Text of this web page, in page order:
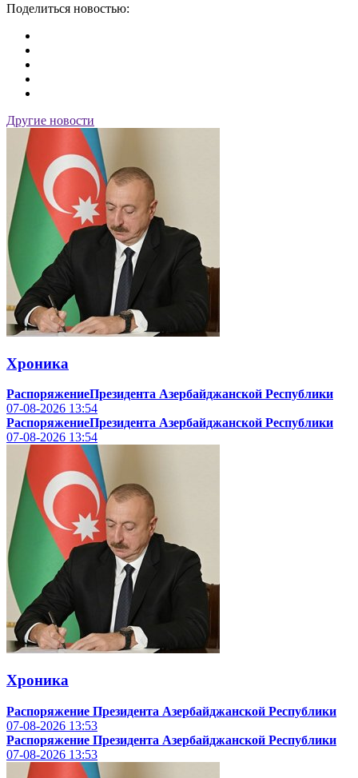
Поделиться новостью:
Другие новости
Хроника
РаспоряжениеПрезидента Азербайджанской Республики
07-08-2026 13:54
РаспоряжениеПрезидента Азербайджанской Республики
07-08-2026 13:54
Хроника
Распоряжение Президента Азербайджанской Республики
07-08-2026 13:53
Распоряжение Президента Азербайджанской Республики
07-08-2026 13:53